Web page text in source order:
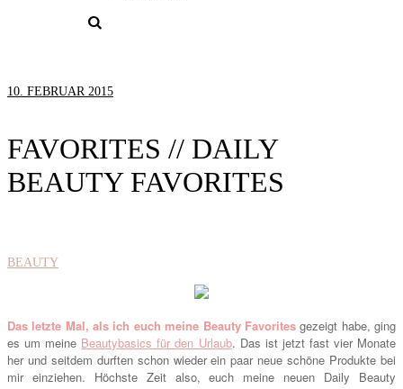
10. FEBRUAR 2015
FAVORITES // DAILY
BEAUTY FAVORITES
BEAUTY
Das letzte Mal, als ich euch meine Beauty Favoritesgezeigt habe, ging
es um meine Beautybasics für den Urlaub. Das ist jetzt fast vier Monate
her und seitdem durften schon wieder ein paar neue schöne Produkte bei
mir einziehen. Höchste Zeit also, euch meine neuen Daily Beauty